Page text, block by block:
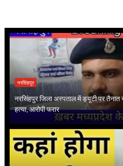
नरसिंहपुर
नरसिंहपुर जिला अस्पताल में ड्यूटी पर तैनात
हत्या, आरोपी फरार